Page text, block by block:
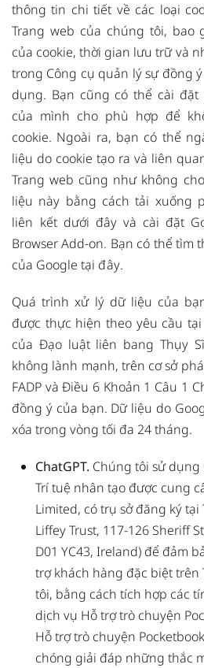
thông tin chi tiết về các loại
Trang web của chúng tôi, bao
của cookie, thời gian lưu trữ và
trong Công cụ quản lý sự đồng
dụng. Bạn cũng có thể cài
của mình cho phù hợp để
cookie. Ngoài ra, bạn có thể
liệu do cookie tạo ra và liên
Trang web cũng như không
liệu này bằng cách tải xuống
liên kếtdưới đây và cài đặt
Browser Add-on. Bạn có thể tìm
của Google tại đây.
Quá trình xử lý dữ liệu của
được thực hiện theo yêu cầu
của Đạo luật liên bang Thụy
không lành mạnh, trên cơ sở
FADP và Điều 6 Khoản 1 Câu 1
đồng ý của bạn. Dữ liệu do
xóa trong vòng tối đa 24 tháng.
ChatGPT. Chúng tôi sử dụng
Trí tuệ nhân tạo được cung
Limited, có trụ sở đăng ký tại
Liffey Trust, 117-126 Sheriff
D01 YC43, Ireland) để đảm
trợ khách hàng đặc biệt trên
tôi, bằng cách tích hợp các
dịch vụ Hỗ trợ trò chuyện
Hỗ trợ trò chuyện
chóng giải đáp những thắc